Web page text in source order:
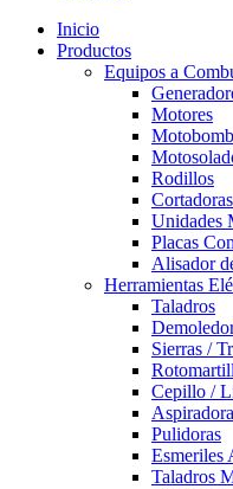
Inicio
Productos
Equipos a
Motores
Rodillos
Unidades
Placas
Alisador
Herramientas
Taladros
Sierras /
Cepillo /
Pulidoras
Esmeriles
Taladros